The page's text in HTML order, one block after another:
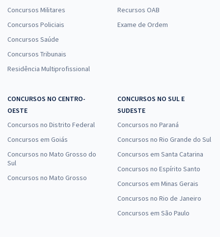
Concursos Militares
Concursos Policiais
Concursos Saúde
Concursos Tribunais
Residência Multiprofissional
Recursos OAB
Exame de Ordem
CONCURSOS NO CENTRO-
OESTE
Concursos no Distrito Federal
Concursos em Goiás
Concursos no Mato Grosso do
Sul
Concursos no Mato Grosso
CONCURSOS NO SUL E
SUDESTE
Concursos no Paraná
Concursos no Rio Grande do Sul
Concursos em Santa Catarina
Concursos no Espírito Santo
Concursos em Minas Gerais
Concursos no Rio de Janeiro
Concursos em São Paulo